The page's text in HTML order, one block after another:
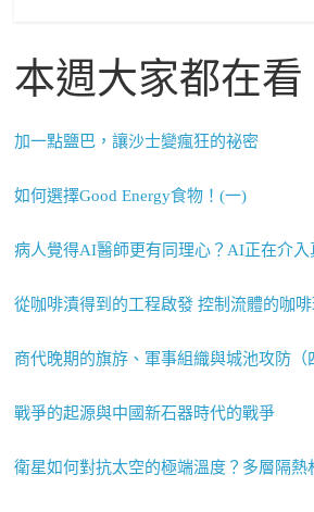
本週大家都在看
加一點鹽巴，讓沙士變瘋狂的祕密
如何選擇Good Energy食物！(一)
病人覺得AI醫師更有同理心？AI正在介入
從咖啡漬得到的工程啟發 控制流體的咖
商代晚期的旗斿、軍事組織與城池攻防（
戰爭的起源與中國新石器時代的戰爭
衛星如何對抗太空的極端溫度？多層隔熱